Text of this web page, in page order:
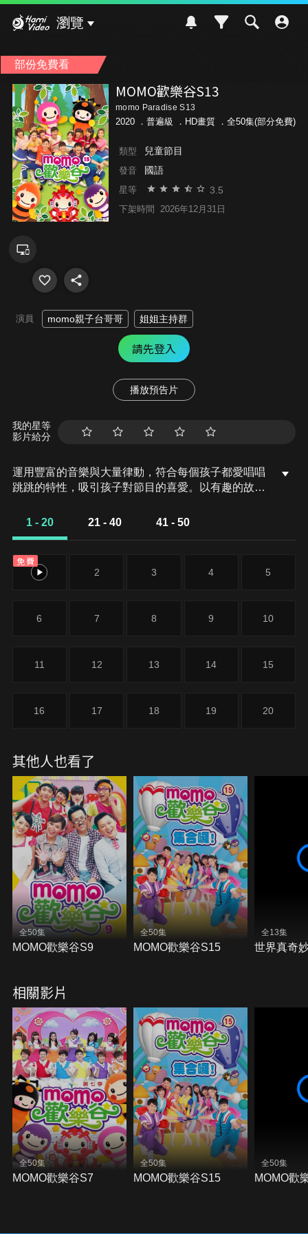
瀏覽
部份免費看
MOMO歡樂谷S13
momo Paradise S13
2020 ． 普遍級 ．HD畫質 ．全50集(部分免費)
類型 兒童節目
發音 國語
星等 3.5
下架時間 2026年12月31日
演員 momo親子台哥哥 姐姐主持群
請先登入
播放預告片
我的星等
影片給分
運用豐富的音樂與大量律動，符合每個孩子都愛唱唱
跳跳的特性，吸引孩子對節目的喜愛。以有趣的故事
習生活教育。由哥哥姐姐說故事，除了帶給孩子歡
1 - 20 21 - 40 41 - 50
免費
1 2 3 4 5
6 7 8 9 10
11 12 13 14 15
16 17 18 19 20
其他人也看了
全50集
MOMO歡樂谷S9
全50集
MOMO歡樂谷S15
全13集
世界真奇
相關影片
全50集
MOMO歡樂谷S7
全50集
MOMO歡樂谷S15
全50集
MOMO歡